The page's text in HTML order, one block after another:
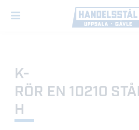
K-
RÖR EN 10210
H